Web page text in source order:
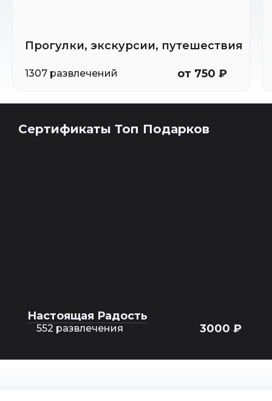
Прогулки, экскурсии, путешествия
1307 развлечений от 750 ₽
Сертификаты Топ Подарков
Настоящая Радость
552 развлечения 3000 ₽